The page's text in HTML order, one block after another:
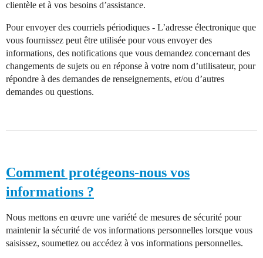
clientèle et à vos besoins d’assistance.
Pour envoyer des courriels périodiques - L’adresse électronique que
vous fournissez peut être utilisée pour vous envoyer des
informations, des notifications que vous demandez concernant des
changements de sujets ou en réponse à votre nom d’utilisateur, pour
répondre à des demandes de renseignements, et/ou d’autres
demandes ou questions.
Comment protégeons-nous vos
informations ?
Nous mettons en œuvre une variété de mesures de sécurité pour
maintenir la sécurité de vos informations personnelles lorsque vous
saisissez, soumettez ou accédez à vos informations personnelles.